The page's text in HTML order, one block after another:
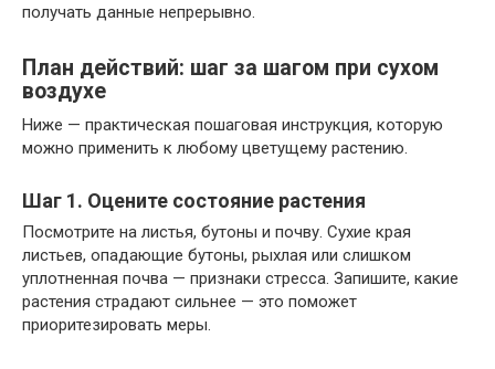
получать данные непрерывно.
План действий: шаг за шагом при сухом
воздухе
Ниже — практическая пошаговая инструкция, которую
можно применить к любому цветущему растению.
Шаг 1. Оцените состояние растения
Посмотрите на листья, бутоны и почву. Сухие края
листьев, опадающие бутоны, рыхлая или слишком
уплотненная почва — признаки стресса. Запишите, какие
растения страдают сильнее — это поможет
приоритезировать меры.